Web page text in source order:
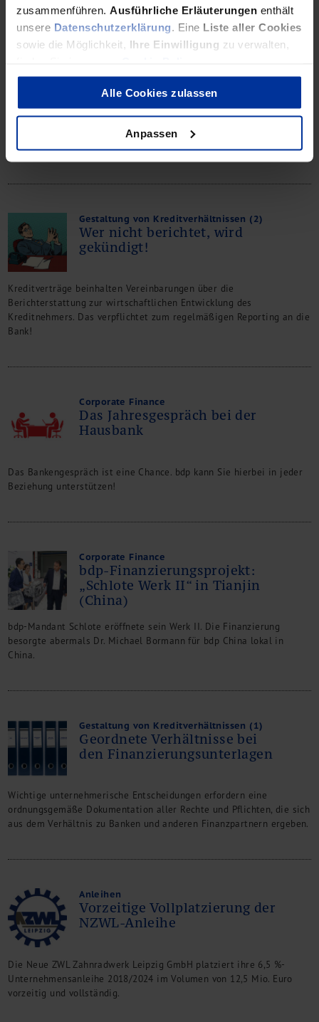
zusammenführen. Ausführliche Erläuterungen enthält
unsere Datenschutzerklärung . Eine Liste aller Cookies
sowie die Möglichkeit, Ihre Einwilligung zu verwalten,
Alle Cookies zulassen
Anpassen
Erfolgreiche Platzierung
an den Kapitalmarkt
bdp hat zunächst die Finanzierungsstruktur der Schlote Gruppe
analysiert und dann die Emission eines Corporate Bonds empfohlen,
der u. a. für Investitionen in die E-Mobility genutzt werden soll.
Gestaltung von Kreditverhältnissen (2)
Wer nicht berichtet, wird
gekündigt!
Kreditverträge beinhalten Vereinbarungen über die
Berichterstattung zur wirtschaftlichen Entwicklung des
Kreditnehmers. Das verpflichtet zum regelmäßigen Reporting an die
Bank!
Corporate Finance
Das Jahresgespräch bei der
Hausbank
Das Bankengespräch ist eine Chance. bdp kann Sie hierbei in jeder
Beziehung unterstützen!
Corporate Finance
bdp-Finanzierungsprojekt:
„Schlote Werk II“ in Tianjin
(China)
bdp-Mandant Schlote eröffnete sein Werk II. Die Finanzierung
besorgte abermals Dr. Michael Bormann für bdp China lokal in
China.
Gestaltung von Kreditverhältnissen (1)
Geordnete Verhältnisse bei
den Finanzierungsunterlagen
Wichtige unternehmerische Entscheidungen erfordern eine
ordnungsgemäße Dokumentation aller Rechte und Pflichten, die sich
aus dem Verhältnis zu Banken und anderen Finanzpartnern ergeben.
Anleihen
Vorzeitige Vollplatzierung der
NZWL-Anleihe
Die Neue ZWL Zahnradwerk Leipzig GmbH platziert ihre 6,5 %-
Unternehmensanleihe 2018/2024 im Volumen von 12,5 Mio. Euro
vorzeitig und vollständig.